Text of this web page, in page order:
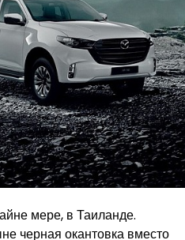
мере, в Таиланде.
черная окантовка вместо